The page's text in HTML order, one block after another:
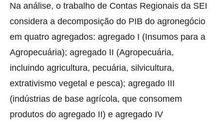
Na análise, o trabalho de Contas Regionais da SEI
considera a decomposição do PIB do agronegócio
em quatro agregados: agregado I (Insumos para a
Agropecuária); agregado II (Agropecuária,
incluindo agricultura, pecuária, silvicultura,
extrativismo vegetal e pesca); agregado III
(indústrias de base agrícola, que consomem
produtos do agregado II) e agregado IV